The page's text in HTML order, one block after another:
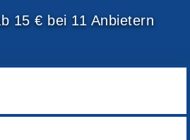
15 € bei 11 Anbietern